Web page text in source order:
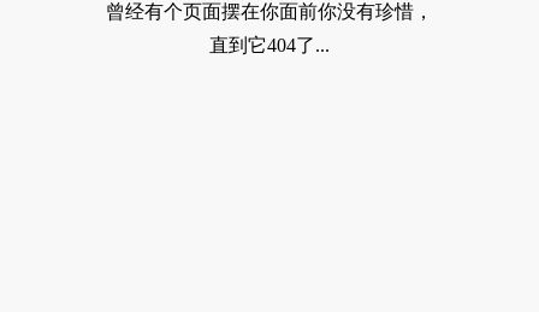
曾经有个页面摆在你面前你没有珍惜，
直到它404了...